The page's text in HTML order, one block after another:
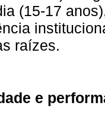
(15-17
raízes.
e